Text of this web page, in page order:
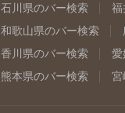
石川県のバー検索 福
和歌山県のバー検索
香川県のバー検索 愛
熊本県のバー検索 宮